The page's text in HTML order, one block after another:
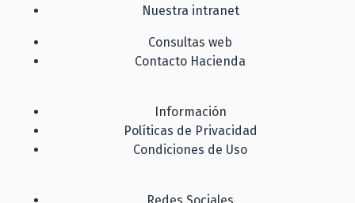
Nuestra intranet
Consultas web
Contacto Hacienda
Información
Políticas de Privacidad
Condiciones de Uso
Redes Sociales